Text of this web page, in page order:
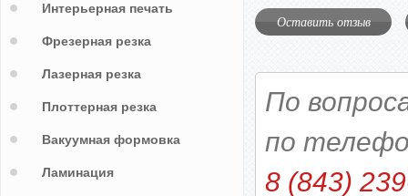
Оставить отзыв
По
по
8 (843)
Интерьерная печать
Фрезерная резка
Лазерная резка
Плоттерная резка
Вакуумная формовка
Ламинация